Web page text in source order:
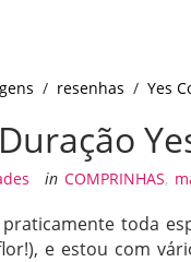
/ resenhas / Yes
in COMPRINHAS,
praticamente toda
e estou com